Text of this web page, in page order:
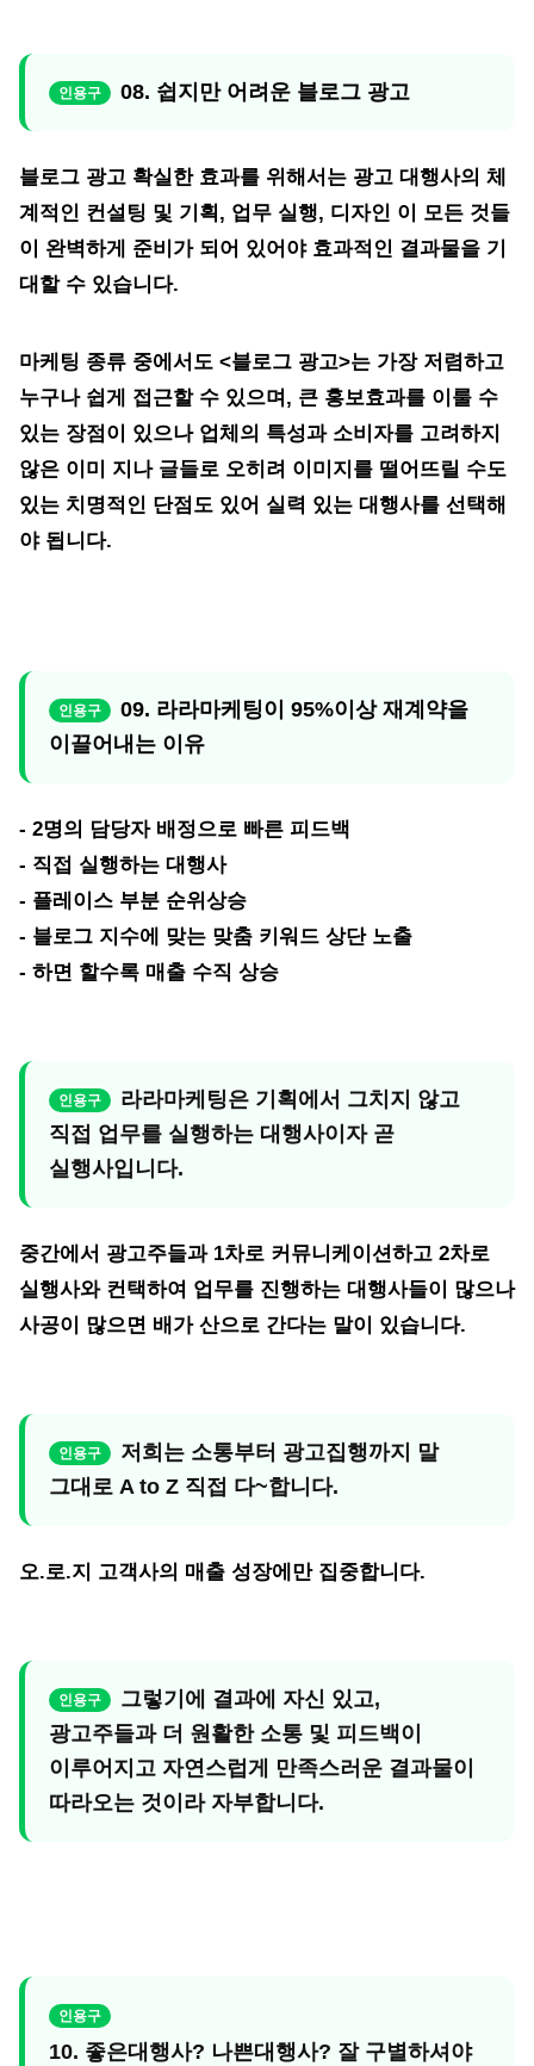
08. 쉽지만 어려운 블로그 광고
블로그 광고 확실한 효과를 위해서는 광고 대행사의 체
계적인 컨설팅 및 기획, 업무 실행, 디자인 이 모든 것들
이 완벽하게 준비가 되어 있어야 효과적인 결과물을 기
대할 수 있습니다.
마케팅 종류 중에서도 <블로그 광고>는 가장 저렴하고
누구나 쉽게 접근할 수 있으며, 큰 홍보효과를 이룰 수
있는 장점이 있으나 업체의 특성과 소비자를 고려하지
않은 이미 지나 글들로 오히려 이미지를 떨어뜨릴 수도
있는 치명적인 단점도 있어 실력 있는 대행사를 선택해
야 됩니다.
09. 라라마케팅이 95%이상 재계약을
이끌어내는 이유
- 2명의 담당자 배정으로 빠른 피드백
- 직접 실행하는 대행사
- 플레이스 부분 순위상승
- 블로그 지수에 맞는 맞춤 키워드 상단 노출
- 하면 할수록 매출 수직 상승
라라마케팅은 기획에서 그치지 않고
직접 업무를 실행하는 대행사이자 곧
실행사입니다.
중간에서 광고주들과 1차로 커뮤니케이션하고 2차로
실행사와 컨택하여 업무를 진행하는 대행사들이 많으나
사공이 많으면 배가 산으로 간다는 말이 있습니다.
저희는 소통부터 광고집행까지 말
그대로 A to Z 직접 다~합니다.
오.로.지 고객사의 매출 성장에만 집중합니다.
그렇기에 결과에 자신 있고,
광고주들과 더 원활한 소통 및 피드백이
이루어지고 자연스럽게 만족스러운 결과물이
따라오는 것이라 자부합니다.
10. 좋은대행사? 나쁜대행사? 잘 구별하셔야